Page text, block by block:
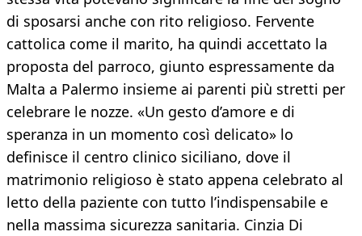
di sposarsi anche con rito religioso. Fervente
cattolica come il marito, ha quindi accettato la
proposta del parroco, giunto espressamente da
Malta a Palermo insieme ai parenti più stretti per
celebrare le nozze. «Un gesto d’amore e di
speranza in un momento così delicato» lo
definisce il centro clinico siciliano, dove il
matrimonio religioso è stato appena celebrato al
letto della paziente con tutto l’indispensabile e
nella massima sicurezza sanitaria. Cinzia Di